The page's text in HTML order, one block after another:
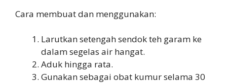
Cara membuat dan menggunakan:
Larutkan setengah sendok teh garam ke
dalam segelas air hangat.
Aduk hingga rata.
Gunakan sebagai obat kumur selama 30